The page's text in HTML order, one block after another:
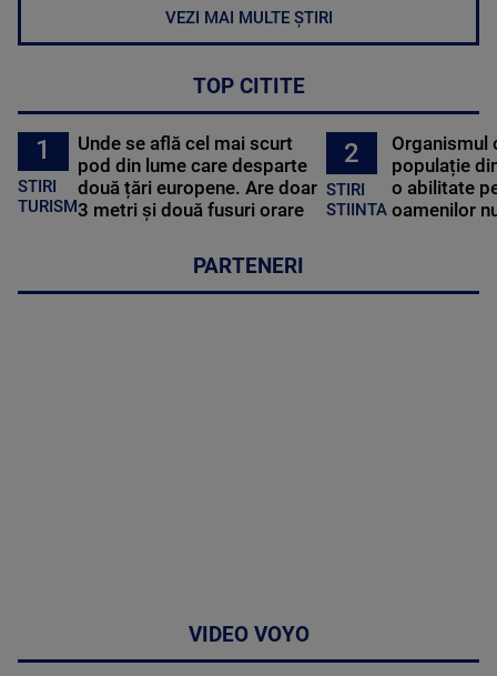
VEZI MAI MULTE ȘTIRI
TOP CITITE
1
STIRI
TURISM
Unde se află cel mai scurt
pod din lume care desparte
două țări europene. Are doar
3 metri și două fusuri orare
2
STIRI
STIINTA
Organismul
populație
o abilitate
oamenilor
PARTENERI
VIDEO VOYO